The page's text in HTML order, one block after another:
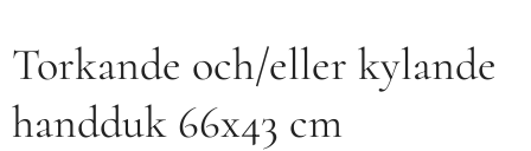
Torkande och/eller kylande
handduk 66x43 cm